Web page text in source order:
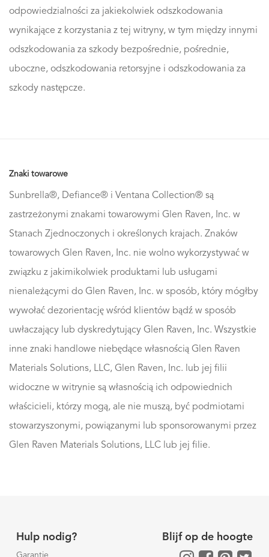
odpowiedzialności za jakiekolwiek odszkodowania
wynikające z korzystania z tej witryny, w tym między innymi
odszkodowania za szkody bezpośrednie, pośrednie,
uboczne, odszkodowania retorsyjne i odszkodowania za
szkody następcze.
Znaki towarowe
Sunbrella®, Defiance® i Ventana Collection® są
zastrzeżonymi znakami towarowymi Glen Raven, Inc. w
Stanach Zjednoczonych i określonych krajach. Znaków
towarowych Glen Raven, Inc. nie wolno wykorzystywać w
związku z jakimikolwiek produktami lub usługami
nienależącymi do Glen Raven, Inc. w sposób, który mógłby
wywołać dezorientację wśród klientów bądź w sposób
uwłaczający lub dyskredytujący Glen Raven, Inc. Wszystkie
inne znaki handlowe niebędące własnością Glen Raven
Materials Solutions, LLC, Glen Raven, Inc. lub jej filii
widoczne w witrynie są własnością ich odpowiednich
właścicieli, którzy mogą, ale nie muszą, być podmiotami
stowarzyszonymi, powiązanymi lub sponsorowanymi przez
Glen Raven Materials Solutions, LLC lub jej filie.
Hulp nodig?
Garantie
Blijf op de hoogte